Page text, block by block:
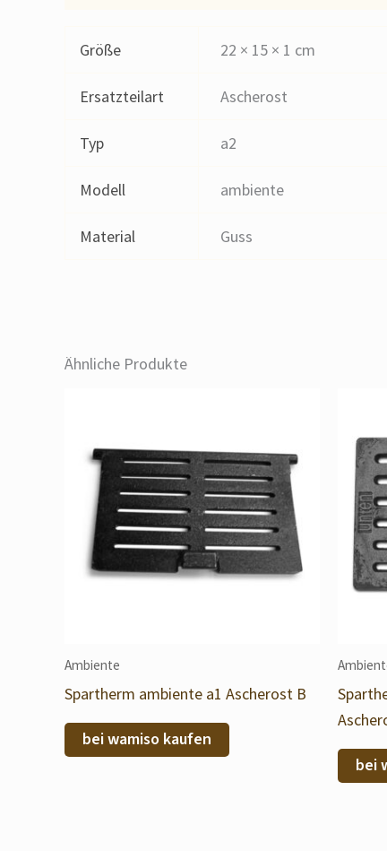
Größe 22 × 15 × 1 cm
Ersatzteilart Ascherost
Typ a2
Modell ambiente
Material Guss
Ähnliche Produkte
Ambiente
Spartherm ambiente a1 Ascherost B
bei wamiso kaufen
bei